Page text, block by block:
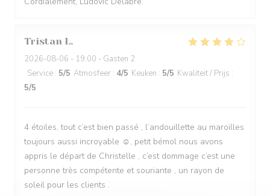
Tristan L
2026-08-06 - 19:00 - Gasten 2
Service : 5/5 Atmosfeer : 4/5 Keuken : 5/5 Kwaliteit / Prijs :
5/5
4 étoiles, tout c’est bien passé , l’andouillette au maroilles
toujours aussi incroyable ☺️, petit bémol nous avons
appris le départ de Christelle , c’est dommage c’est une
personne très compétente et souriante , un rayon de
soleil pour les clients .